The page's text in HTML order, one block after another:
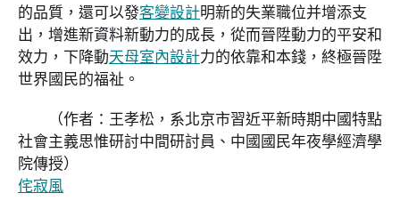
的品質，還可以發客變設計明新的失業職位并增添支
出，增進新資料新動力的成長，從而晉陞動力的平安和
效力，下降動天母室內設計力的依靠和本錢，終極晉陞
世界國民的福祉。
（作者：王孝松，系北京市習近平新時期中國特點
社會主義思惟研討中間研討員、中國國民年夜學經濟學
院傳授）
侘寂風